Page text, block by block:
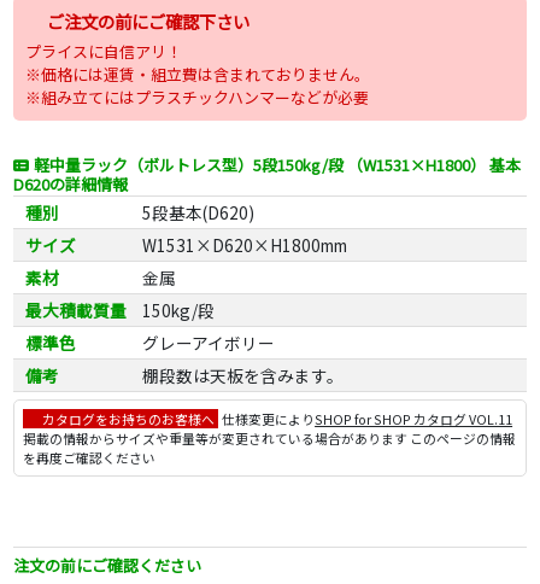
ご注文の前にご確認下さい
プライスに自信アリ！
※価格には運賃・組立費は含まれておりません。
※組み立てにはプラスチックハンマーなどが必要
軽中量ラック（ボルトレス型）5段150kg/段 （W1531×H1800） 基本
D620の詳細情報
種別
5段基本(D620)
サイズ
W1531×D620×H1800mm
素材
金属
最大積載質量
150kg/段
標準色
グレーアイボリー
備考
棚段数は天板を含みます。
カタログをお持ちのお客様へ 仕様変更によりSHOP for SHOP カタログ VOL.11
掲載の情報からサイズや重量等が変更されている場合があります このページの情報
を再度ご確認ください
注文の前にご確認ください